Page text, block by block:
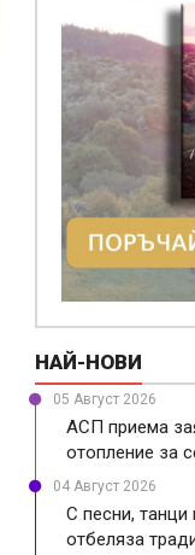
НАЙ-НОВИ
05 Август 2026
АСП приема
отопление за
04 Август 2026
С песни,
отбеляза